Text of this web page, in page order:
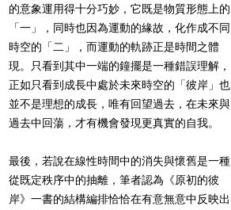
的意象運用得十分巧妙，它既是物質形態上的
「一」，同時也因為運動的緣故，化作成不同
時空的「二」，而運動的軌跡正是時間之體
現。只看到其中一端的鐘擺是一種錯誤理解，
正如只看到成長中處於未來時空的「彼岸」也
並不是理想的成長，唯有回望過去，在未來與
過去中回蕩，才有機會發現更真實的自我。
最後，若說在線性時間中的消失與懷舊是一種
從既定秩序中的抽離，筆者認為《原初的彼
岸》一書的結構編排恰恰在有意無意中反映出